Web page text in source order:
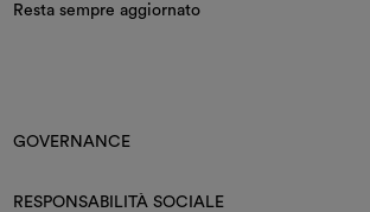
Resta sempre aggiornato
GOVERNANCE
RESPONSABILITÀ SOCIALE